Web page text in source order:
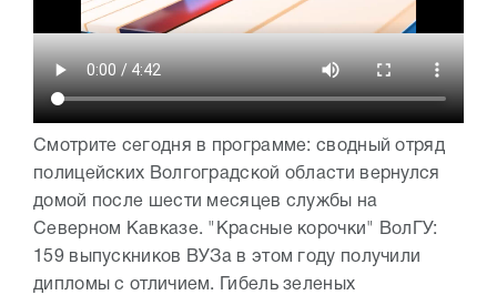
Смотрите сегодня в программе: сводный отряд
полицейских Волгоградской области вернулся
домой после шести месяцев службы на
Северном Кавказе. "Красные корочки" ВолГУ:
159 выпускников ВУЗа в этом году получили
дипломы с отличием. Гибель зеленых